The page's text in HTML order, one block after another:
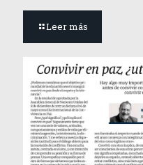
Leer más